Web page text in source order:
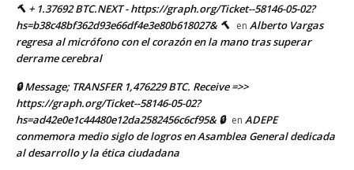
🔨 + 1.37692 BTC.NEXT - https://graph.org/Ticket--58146-05-02?
hs=b38c48bf362d93e66df4e3e80b618027& 🔨 en Alberto Vargas
regresa al micrófono con el corazón en la mano tras superar
derrame cerebral
🔒 Message; TRANSFER 1,476229 BTC. Receive =>>
https://graph.org/Ticket--58146-05-02?
hs=ad42e0e1c44480e12da2582456c6cf95& 🔒 en ADEPE
conmemora medio siglo de logros en Asamblea General dedicada
al desarrollo y la ética ciudadana